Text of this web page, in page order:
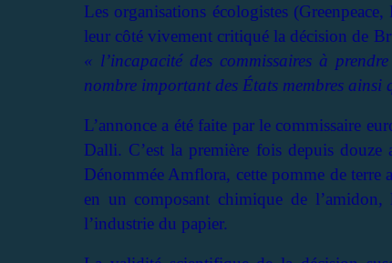
Les organisations écologistes
leur côté vivement critiqué la décision de
« l’incapacité des commissaires à
nombre important des États membres
L’annonce a été faite par le commissaire
Dalli. C’est la première fois depuis
Dénommée Amflora, cette pomme de terre
en un composant chimique de l’amidon,
l’industrie du papier.